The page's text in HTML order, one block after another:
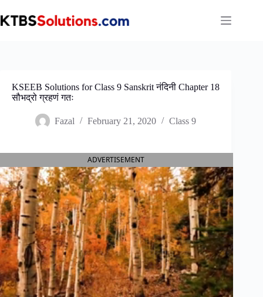
to
content
KSEEB Solutions for Class 9 Sanskrit नंदिनी Chapter 18
सौभद्रो ग्रहणं गतः
Fazal February 21, 2020 Class 9
ADVERTISEMENT